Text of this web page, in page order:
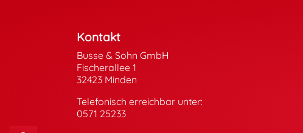
Footer - Kontaktdaten und Öffnungszeiten
Kontakt
Busse & Sohn GmbH
Fischerallee 1
32423 Minden
Telefonisch erreichbar unter:
0571 25233